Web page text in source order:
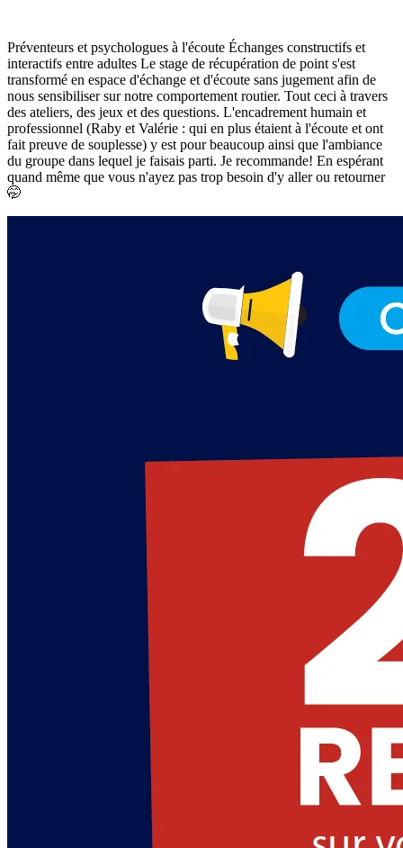
Préventeurs et psychologues à l'écoute Échanges constructifs et
interactifs entre adultes Le stage de récupération de point s'est
transformé en espace d'échange et d'écoute sans jugement afin de
nous sensibiliser sur notre comportement routier. Tout ceci à travers
des ateliers, des jeux et des questions. L'encadrement humain et
professionnel (Raby et Valérie : qui en plus étaient à l'écoute et ont
fait preuve de souplesse) y est pour beaucoup ainsi que l'ambiance
du groupe dans lequel je faisais parti. Je recommande! En espérant
quand même que vous n'ayez pas trop besoin d'y aller ou retourner
🤭